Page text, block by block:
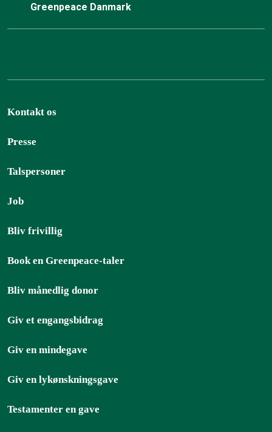
Greenpeace Danmark
Kontakt os
Presse
Talspersoner
Job
Bliv frivillig
Book en Greenpeace-taler
Bliv månedlig donor
Giv et engangsbidrag
Giv en mindegave
Giv en lykønskningsgave
Testamenter en gave